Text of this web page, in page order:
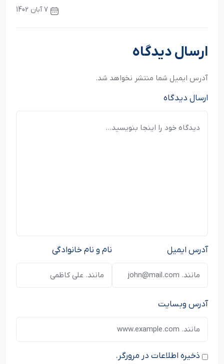
7 آبان 1402
نوشته بعدی
ارسال دیدگاه
آدرس ایمیل شما منتشر نخواهد شد.
ارسال دیدگاه
نام و نام خانوادگی آدرس ایمیل
آدرس وبسایت
ذخیره اطلاعات در مرورگر.